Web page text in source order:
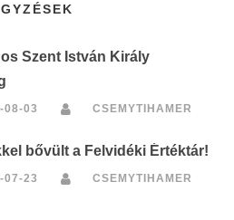
Szent István Király
08-03 CSEMYTIHAMER
bővült a Felvidéki Értéktár!
07-23 CSEMYTIHAMER